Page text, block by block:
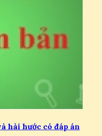
hài hước có đáp án